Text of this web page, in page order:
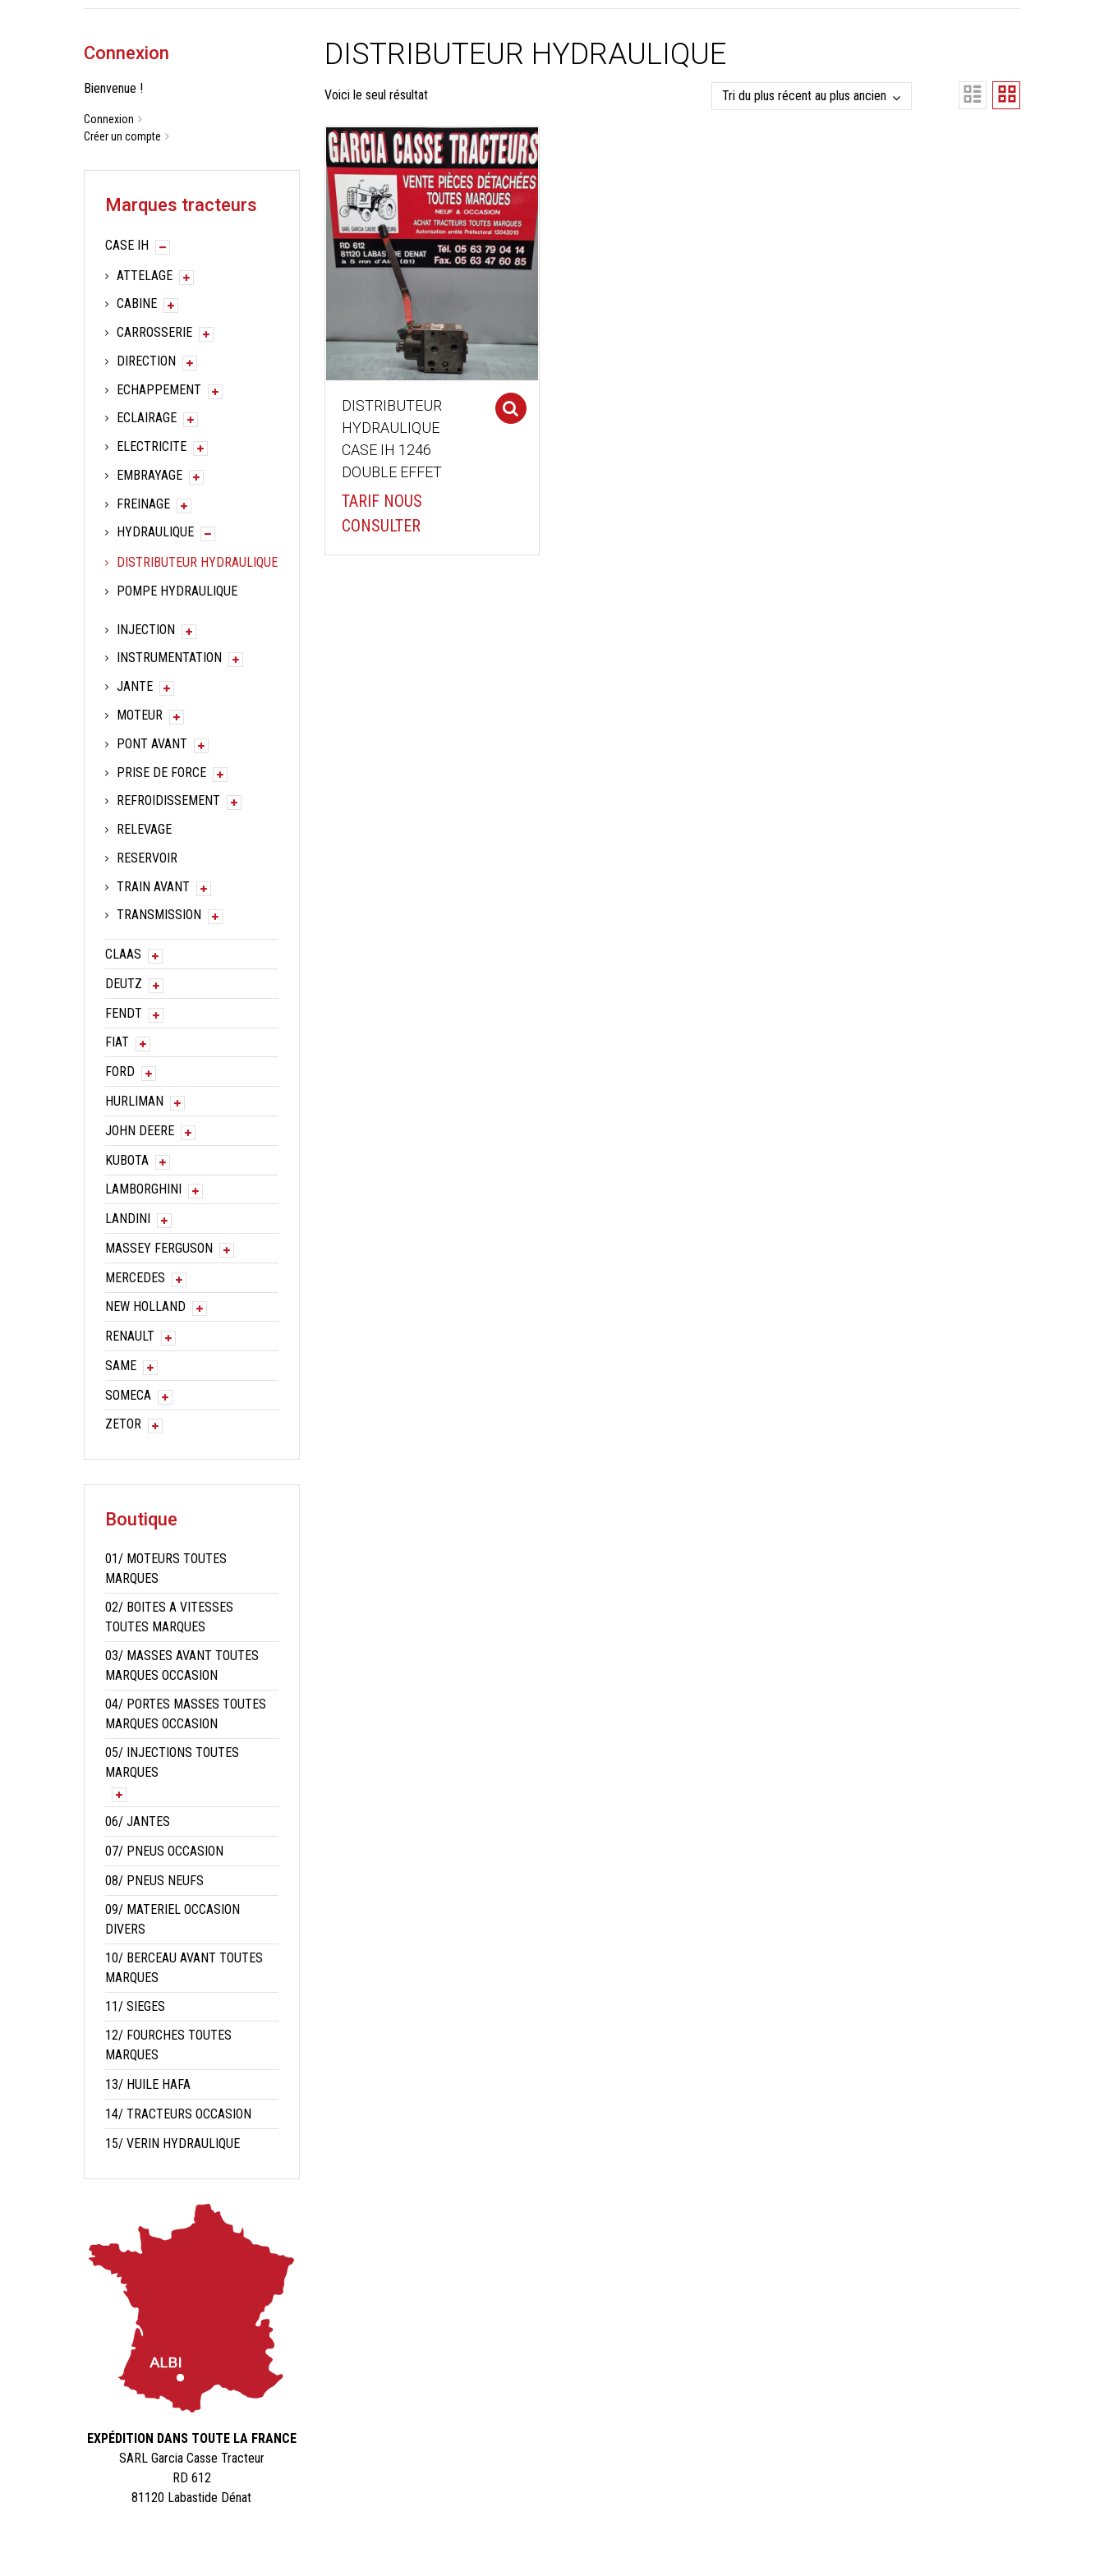
DISTRIBUTEUR HYDRAULIQUE
Voici le seul résultat
DISTRIBUTEUR
HYDRAULIQUE
CASE IH 1246
DOUBLE EFFET
TARIF NOUS
CONSULTER
Connexion
Bienvenue !
Connexion
Créer un compte
Marques tracteurs
CASE IH
ATTELAGE
CABINE
CARROSSERIE
DIRECTION
ECHAPPEMENT
ECLAIRAGE
ELECTRICITE
EMBRAYAGE
FREINAGE
HYDRAULIQUE
DISTRIBUTEUR HYDRAULIQUE
POMPE HYDRAULIQUE
INJECTION
INSTRUMENTATION
JANTE
MOTEUR
PONT AVANT
PRISE DE FORCE
REFROIDISSEMENT
RELEVAGE
RESERVOIR
TRAIN AVANT
TRANSMISSION
CLAAS
DEUTZ
FENDT
FIAT
FORD
HURLIMAN
JOHN DEERE
KUBOTA
LAMBORGHINI
LANDINI
MASSEY FERGUSON
MERCEDES
NEW HOLLAND
RENAULT
SAME
SOMECA
ZETOR
Boutique
01/ MOTEURS TOUTES
MARQUES
02/ BOITES A VITESSES
TOUTES MARQUES
03/ MASSES AVANT TOUTES
MARQUES OCCASION
04/ PORTES MASSES TOUTES
MARQUES OCCASION
05/ INJECTIONS TOUTES
MARQUES
06/ JANTES
07/ PNEUS OCCASION
08/ PNEUS NEUFS
09/ MATERIEL OCCASION
DIVERS
10/ BERCEAU AVANT TOUTES
MARQUES
11/ SIEGES
12/ FOURCHES TOUTES
MARQUES
13/ HUILE HAFA
14/ TRACTEURS OCCASION
15/ VERIN HYDRAULIQUE
EXPÉDITION DANS TOUTE LA FRANCE
SARL Garcia Casse Tracteur
RD 612
81120 Labastide Dénat